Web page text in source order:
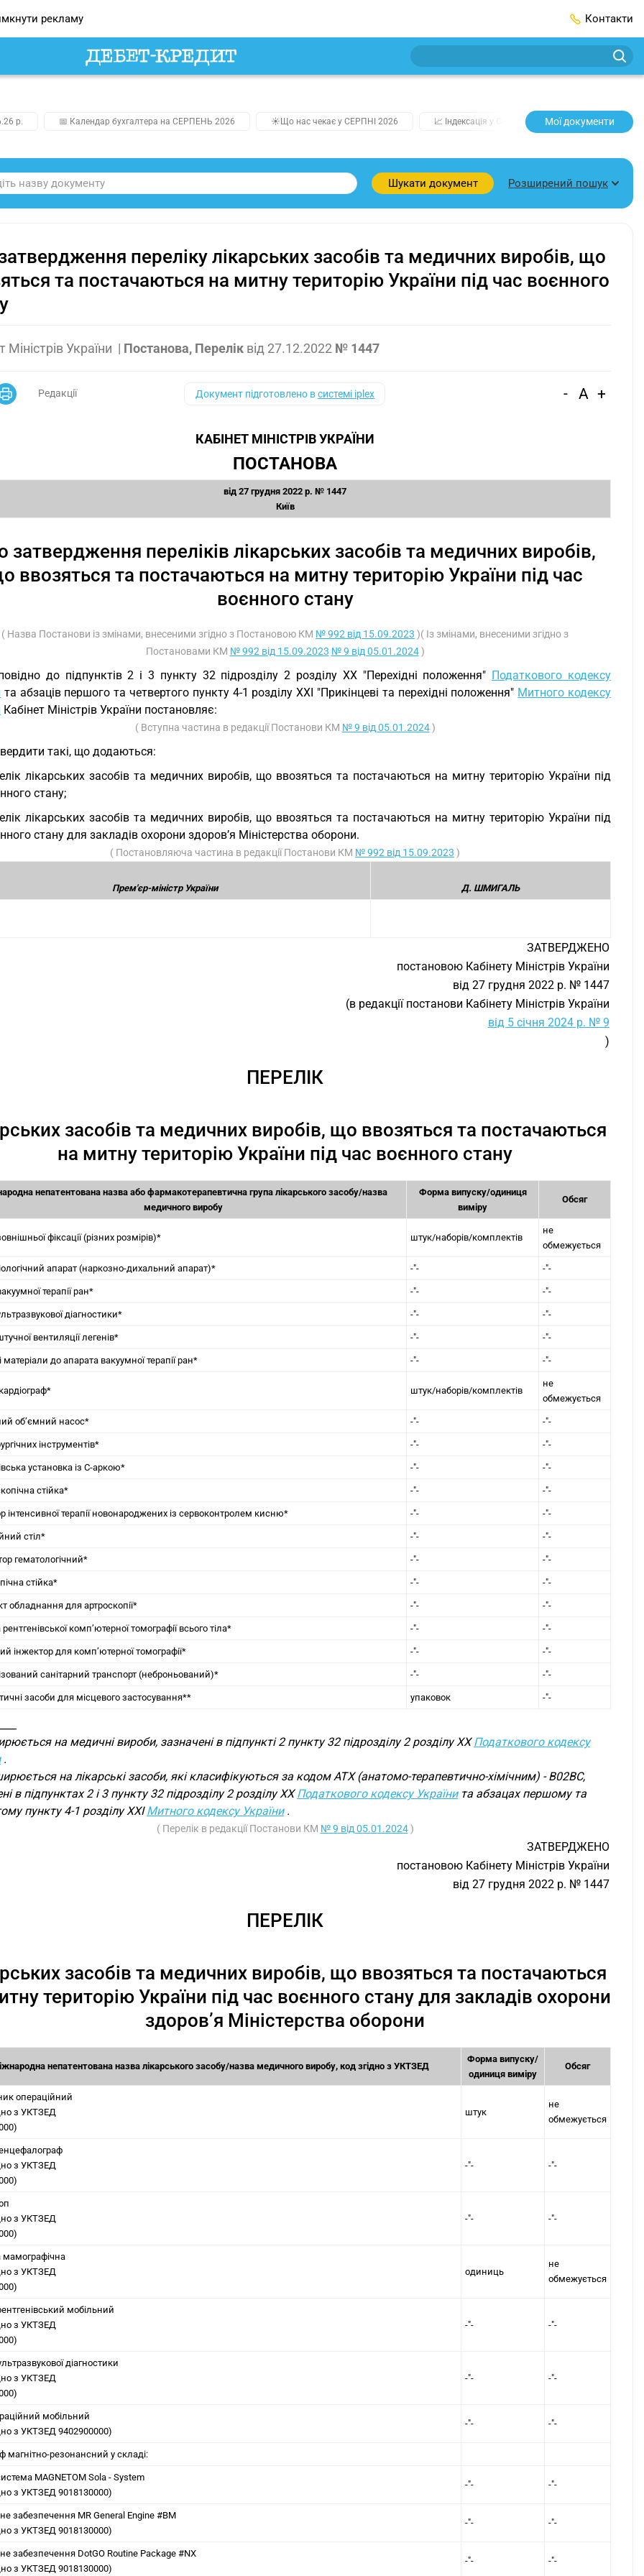
рекламу Контакти
р. 📅 Календар бухгалтера на СЕРПЕНЬ 2026 ☀️Що нас чекає у СЕРПНІ 2026 📈 Індексація у СЕРПНІ 2️⃣0️⃣2️⃣7️⃣ Усі
Мої документи
Шукати документ Розширений пошук
переліку лікарських засобів та медичних виробів, що
та постачаються на митну територію України під час воєнного
Міністрів України | Постанова, Перелік від 27.12.2022 № 1447
Редакції Документ підготовлено всистемі iplex - A +
КАБІНЕТ МІНІСТРІВ УКРАЇНИ
ПОСТАНОВА
від 27 грудня 2022 р. № 1447
Київ
затвердження переліків лікарських засобів та медичних виробів,
ввозяться та постачаються на митну територію України під час
воєнного стану
( Назва Постанови із змінами, внесеними згідно з Постановою КМ № 992 від 15.09.2023 )( Із змінами, внесеними згідно з
Постановами КМ № 992 від 15.09.2023 № 9 від 05.01.2024)
до підпунктів 2 і 3 пункту 32 підрозділу 2 розділу XX "Перехідні положення" Податкового кодексу
та абзаців першого та четвертого пункту 4-1 розділу XXI "Прикінцеві та перехідні положення" Митного кодексу
Кабінет Міністрів України постановляє:
( Вступна частина в редакції Постанови КМ № 9 від 05.01.2024)
такі, що додаються:
лікарських засобів та медичних виробів, що ввозяться та постачаються на митну територію України під
стану;
лікарських засобів та медичних виробів, що ввозяться та постачаються на митну територію України під
стану для закладів охорони здоров’я Міністерства оборони.
( Постановляюча частина в редакції Постанови КМ № 992 від 15.09.2023 )
Прем'єр-міністр України Д. ШМИГАЛЬ
ЗАТВЕРДЖЕНО
постановою Кабінету Міністрів України
від 27 грудня 2022 р. № 1447
(в редакції постанови Кабінету Міністрів України
від 5 січня 2024 р. № 9
)
ПЕРЕЛІК
засобів та медичних виробів, що ввозяться та постачаються
на митну територію України під час воєнного стану
непатентована назва або фармакотерапевтична група лікарського засобу/назва
медичного виробу
Форма випуску/одиниця
виміру
Обсяг
фіксації (різних розмірів)* штук/наборів/комплектів
не
обмежується
апарат (наркозно-дихальний апарат)* -"- -"-
терапії ран* -"- -"-
діагностики* -"- -"-
вентиляції легенів* -"- -"-
матеріали до апарата вакуумної терапії ран* -"- -"-
штук/наборів/комплектів
не
обмежується
об’ємний насос* -"- -"-
інструментів* -"- -"-
установка із С-аркою* -"- -"-
стійка* -"- -"-
інтенсивної терапії новонароджених із сервоконтролем кисню* -"- -"-
стіл* -"- -"-
гематологічний* -"- -"-
стійка* -"- -"-
обладнання для артроскопії* -"- -"-
комп’ютерної томографії всього тіла* -"- -"-
інжектор для комп’ютерної томографії* -"- -"-
санітарний транспорт (неброньований)* -"- -"-
засоби для місцевого застосування** упаковок -"-
на медичні вироби, зазначені в підпункті 2 пункту 32 підрозділу 2 розділу XXПодаткового кодексу
.
на лікарські засоби, які класифікуються за кодом АТХ (анатомо-терапевтично-хімічним) - B02BC,
в підпунктах 2 і 3 пункту 32 підрозділу 2 розділу XXПодаткового кодексу Українита абзацах першому та
пункту 4-1 розділу XXIМитного кодексу України.
( Перелік в редакції Постанови КМ № 9 від 05.01.2024)
ЗАТВЕРДЖЕНО
постановою Кабінету Міністрів України
від 27 грудня 2022 р. № 1447
ПЕРЕЛІК
засобів та медичних виробів, що ввозяться та постачаються
територію України під час воєнного стану для закладів охорони
здоров’я Міністерства оборони
непатентована назва лікарського засобу/назва медичного виробу, код згідно з УКТЗЕД
Форма випуску/
одиниця виміру
Обсяг
операційний
з УКТЗЕД
штук
не
обмежується
з УКТЗЕД
-"- -"-
з УКТЗЕД
-"- -"-
мамографічна
з УКТЗЕД
одиниць
не
обмежується
мобільний
з УКТЗЕД
-"- -"-
діагностики
з УКТЗЕД
-"- -"-
мобільний
з УКТЗЕД 9402900000)
-"- -"-
магнітно-резонансний у складі:
MAGNETOM Sola - System
з УКТЗЕД 9018130000)
-"- -"-
забезпечення MR General Engine #BM
з УКТЗЕД 9018130000)
-"- -"-
забезпечення DotGO Routine Package #NX
з УКТЗЕД 9018130000)
-"- -"-